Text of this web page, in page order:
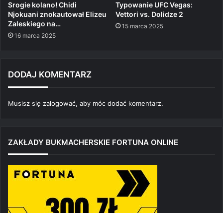
Srogie kolano! Chidi
Njokuani znokautował Elizeu
Zaleskiego na…
16 marca 2025
Typowanie UFC Vegas:
Vettori vs. Dolidze 2
15 marca 2025
DODAJ KOMENTARZ
Musisz się zalogować, aby móc dodać komentarz.
ZAKŁADY BUKMACHERSKIE FORTUNA ONLINE